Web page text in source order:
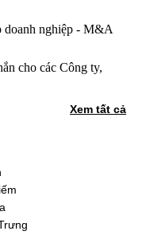
doanh nghiệp - M&A
cho các Công ty,
Xem tất cả